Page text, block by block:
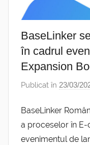
BaseLinker
în cadrul
Expansion
Publicat în 23/03/
BaseLinker
a proceselor în
evenimentul de